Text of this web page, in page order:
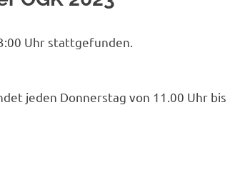
Uhr stattgefunden.
jeden Donnerstag von 11.00 Uhr bis